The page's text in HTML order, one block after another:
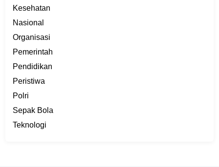
Kesehatan
Nasional
Organisasi
Pemerintah
Pendidikan
Peristiwa
Polri
Sepak Bola
Teknologi